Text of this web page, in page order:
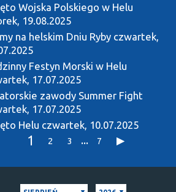
Wojska Polskiego w Helu
19.08.2025
na helskim Dniu Ryby czwartek,
Festyn Morski w Helu
17.07.2025
zawody Summer Fight
17.07.2025
Helu czwartek, 10.07.2025
1 2 3 ... 7